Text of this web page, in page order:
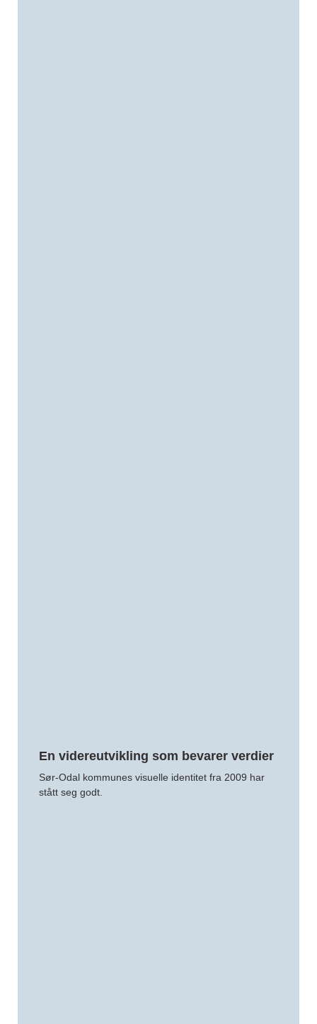
En videreutvikling som bevarer verdier
Sør-Odal kommunes visuelle identitet fra 2009 har
stått seg godt.